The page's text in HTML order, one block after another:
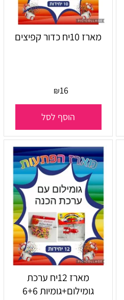
מארז 10יח כדור קפיצים
₪16
הוסף לסל
מארז 12יח ערכת
גומילום+גומיות 6+6